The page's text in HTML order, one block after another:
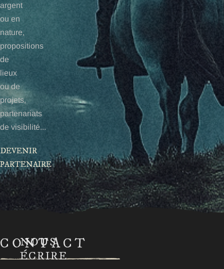
argent
ou en
nature,
propositions
de
lieux
ou de
projets,
partenariats
de visibilité...
DEVENIR
PARTENAIRE
CONTACT
NOUS
ÉCRIRE